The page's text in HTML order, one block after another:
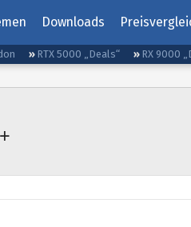
Downloads
RTX 5000 „Deals“ RX 9000